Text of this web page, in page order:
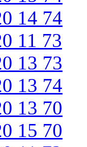
14 74
11 73
13 73
13 74
13 70
15 70